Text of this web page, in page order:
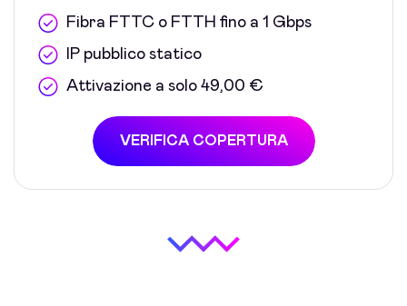
Fibra FTTC o FTTH fino a 1 Gbps
IP pubblico statico
Attivazione a solo 49,00 €
VERIFICA COPERTURA